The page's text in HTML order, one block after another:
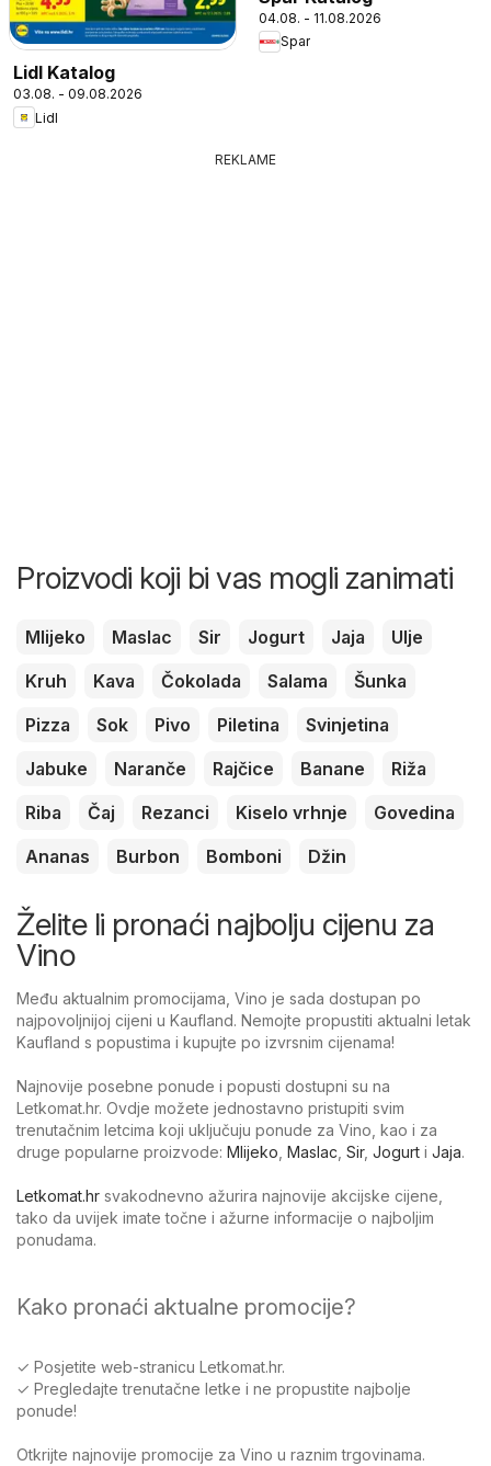
Lidl Katalog
03.08. - 09.08.2026
Lidl
04.08. - 11.08.2026
Spar
REKLAME
Proizvodi koji bi vas mogli zanimati
Mlijeko Maslac Sir Jogurt Jaja
Ulje
Kruh
Kava Čokolada Salama
Šunka
Pizza
Sok Pivo Piletina
Svinjetina
Jabuke
Naranče Rajčice Banane
Riža
Riba
Čaj Rezanci Kiselo vrhnje
Govedina
Ananas
Burbon Bomboni Džin
Želite li pronaći najbolju cijenu za
Vino
Među aktualnim promocijama, Vino je sada dostupan po
najpovoljnijoj cijeni u Kaufland. Nemojte propustiti aktualni letak
Kaufland s popustima i kupujte po izvrsnim cijenama!
Najnovije posebne ponude i popusti dostupni su na
Letkomat.hr. Ovdje možete jednostavno pristupiti svim
trenutačnim letcima koji uključuju ponude za Vino, kao i za
druge popularne proizvode: Mlijeko Maslac Sir, Jogurt i Jaja.
Letkomat.hr svakodnevno ažurira najnovije akcijske cijene,
tako da uvijek imate točne i ažurne informacije o najboljim
ponudama.
Kako pronaći aktualne promocije?
✓ Posjetite web-stranicu Letkomat.hr.
✓ Pregledajte trenutačne letke i ne propustite najbolje
ponude!
Otkrijte najnovije promocije za Vino u raznim trgovinama.